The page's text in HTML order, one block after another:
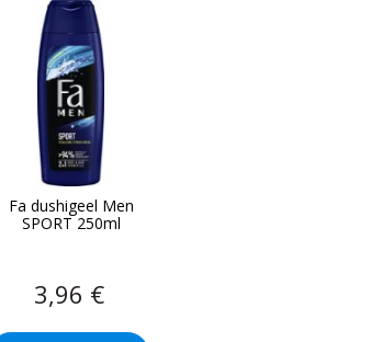
Fa dushigeel Men
SPORT 250ml
3,96 €